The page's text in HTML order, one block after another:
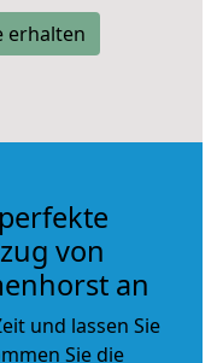
erhalten
von
an
und lassen Sie
Sie die